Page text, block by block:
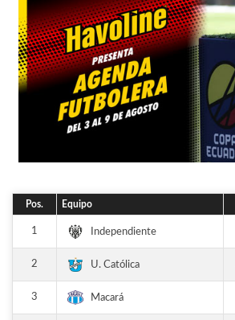
Pos. Equipo
1 Independiente
2 U. Católica
3 Macará